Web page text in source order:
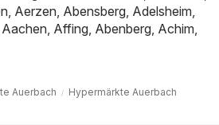
, Aerzen, Abensberg, Adelsheim,
Aachen, Affing, Abenberg, Achim,
Auerbach Hypermärkte Auerbach